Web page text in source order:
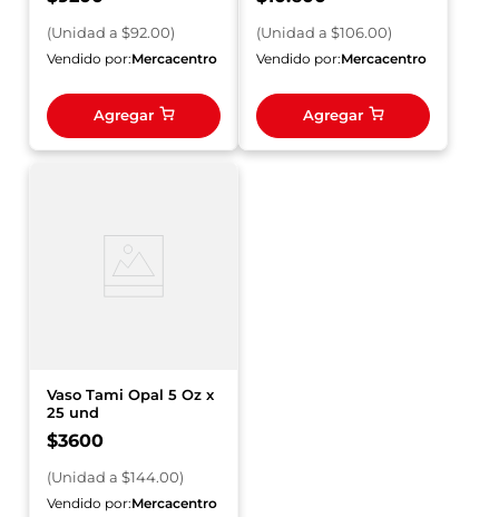
(Unidad a $92.00)
Vendido por:Mercacentro
Agregar
(Unidad a $106.00)
Vendido por:Mercacentro
Agregar
Vaso Tami Opal 5 Oz x
25 und
$3600
(Unidad a $144.00)
Vendido por:Mercacentro